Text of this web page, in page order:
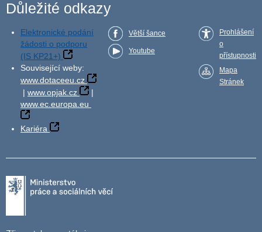
Důležité odkazy
Elektronické podání
žádosti o podporu
(IS KP21+)
Související weby:
www.dotaceeu.cz
| www.opjak.cz
|
www.ec.europa.eu
Kariéra
Větší šance
Youtube
Prohlášení
o
přístupnosti
Mapa
Stránek